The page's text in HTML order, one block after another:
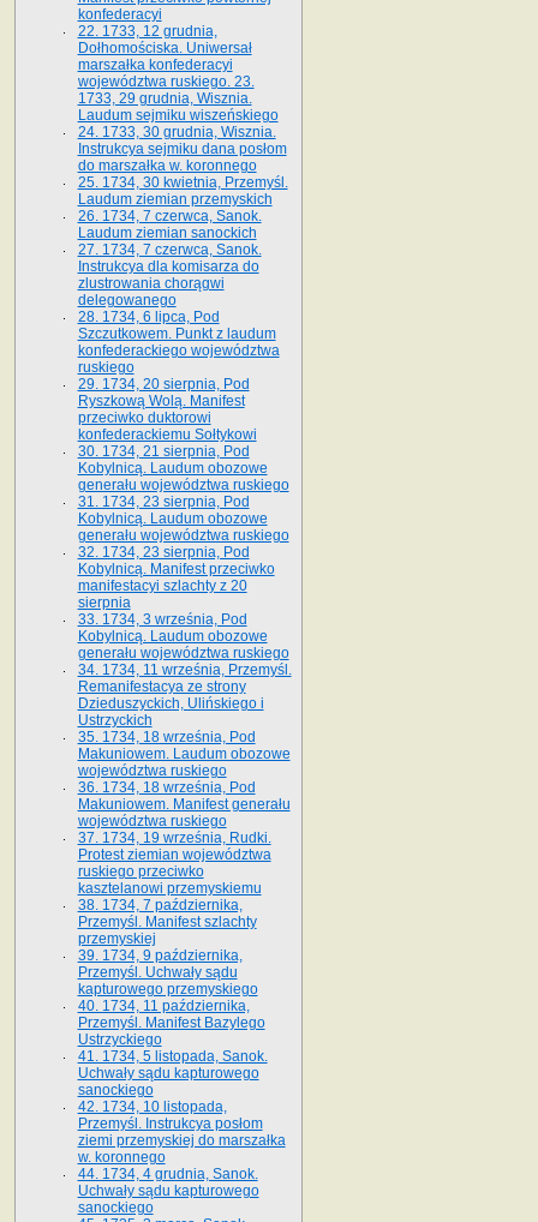
konfederacyi
22. 1733, 12 grudnia,
Dołhomościska. Uniwersał
marszałka konfederacyi
województwa ruskiego. 23.
1733, 29 grudnia, Wisznia.
Laudum sejmiku wiszeńskiego
24. 1733, 30 grudnia, Wisznia.
Instrukcya sejmiku dana posłom
do marszałka w. koronnego
25. 1734, 30 kwietnia, Przemyśl.
Laudum ziemian przemyskich
26. 1734, 7 czerwca, Sanok.
Laudum ziemian sanockich
27. 1734, 7 czerwca, Sanok.
Instrukcya dla komisarza do
zlustrowania chorągwi
delegowanego
28. 1734, 6 lipca, Pod
Szczutkowem. Punkt z laudum
konfederackiego województwa
ruskiego
29. 1734, 20 sierpnia, Pod
Ryszkową Wolą. Manifest
przeciwko duktorowi
konfederackiemu Sołtykowi
30. 1734, 21 sierpnia, Pod
Kobylnicą. Laudum obozowe
generału województwa ruskiego
31. 1734, 23 sierpnia, Pod
Kobylnicą. Laudum obozowe
generału województwa ruskiego
32. 1734, 23 sierpnia, Pod
Kobylnicą. Manifest przeciwko
manifestacyi szlachty z 20
sierpnia
33. 1734, 3 września, Pod
Kobylnicą. Laudum obozowe
generału województwa ruskiego
34. 1734, 11 września, Przemyśl.
Remanifestacya ze strony
Dzieduszyckich, Ulińskiego i
Ustrzyckich
35. 1734, 18 września, Pod
Makuniowem. Laudum obozowe
województwa ruskiego
36. 1734, 18 września, Pod
Makuniowem. Manifest generału
województwa ruskiego
37. 1734, 19 września, Rudki.
Protest ziemian województwa
ruskiego przeciwko
kasztelanowi przemyskiemu
38. 1734, 7 października,
Przemyśl. Manifest szlachty
przemyskiej
39. 1734, 9 października,
Przemyśl. Uchwały sądu
kapturowego przemyskiego
40. 1734, 11 października,
Przemyśl. Manifest Bazylego
Ustrzyckiego
41. 1734, 5 listopada, Sanok.
Uchwały sądu kapturowego
sanockiego
42. 1734, 10 listopada,
Przemyśl. Instrukcya posłom
ziemi przemyskiej do marszałka
w. koronnego
44. 1734, 4 grudnia, Sanok.
Uchwały sądu kapturowego
sanockiego